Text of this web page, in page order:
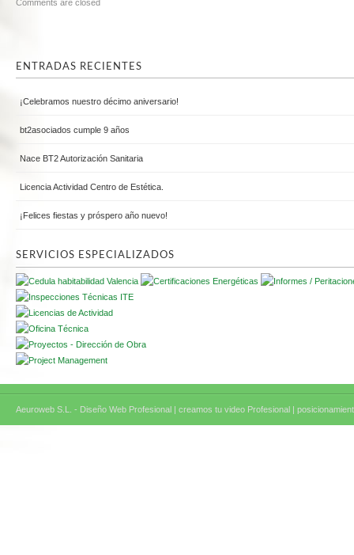
Comments are closed
ENTRADAS RECIENTES
¡Celebramos nuestro décimo aniversario!
bt2asociados cumple 9 años
Nace BT2 Autorización Sanitaria
Licencia Actividad Centro de Estética.
¡Felices fiestas y próspero año nuevo!
SERVICIOS ESPECIALIZADOS
Aeuroweb S.L. - Diseño Web Profesional | creamos tu video Profesional |